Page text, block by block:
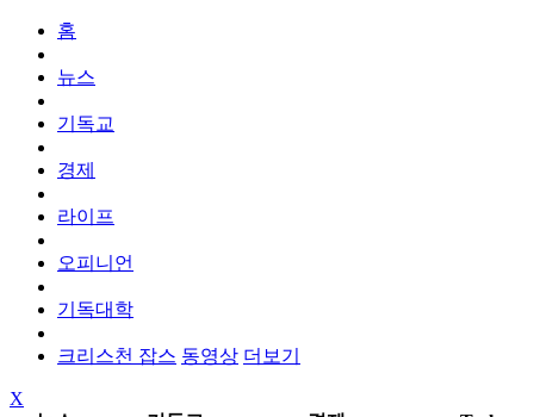
홈
뉴스
기독교
경제
라이프
오피니언
기독대학
크리스천 잡스 동영상 더보기
X